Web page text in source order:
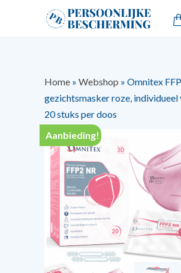
Home » Webshop » Omnitex
gezichtsmasker roze,
20 stuks per doos
Aanbieding!